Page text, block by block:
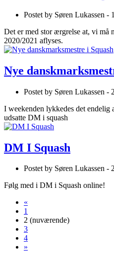
Postet by Søren Lukassen -
Det er med stor ærgrelse at, vi må
2020/2021 aflyses.
Nye
Postet by Søren Lukassen -
I weekenden lykkedes det endelig
udsatte DM i squash
DM I Squash
Postet by Søren Lukassen -
Følg med i DM i Squash online!
«
1
2 (nuværende)
3
4
»